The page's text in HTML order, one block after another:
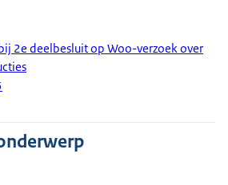
2e deelbesluit op Woo-verzoek over